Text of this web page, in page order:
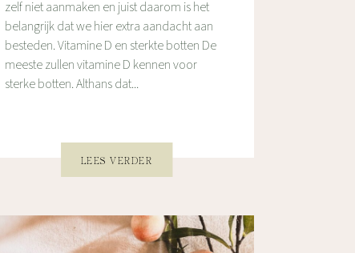
zelf niet aanmaken en juist daarom is het
belangrijk dat we hier extra aandacht aan
besteden. Vitamine D en sterkte botten De
meeste zullen vitamine D kennen voor
sterke botten. Althans dat...
LEES VERDER